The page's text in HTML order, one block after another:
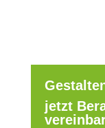
jetzt